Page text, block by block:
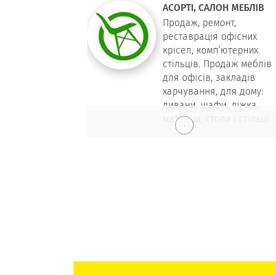
АСОРТІ, САЛОН МЕБЛІВ
Продаж, ремонт,
реставрація офісних
крісел, комп’ютерних
стільців. Продаж меблів
для офісів, закладів
харчування, для дому:
дивани, шафи, ліжка,
матраци, столи і стільці
. . .